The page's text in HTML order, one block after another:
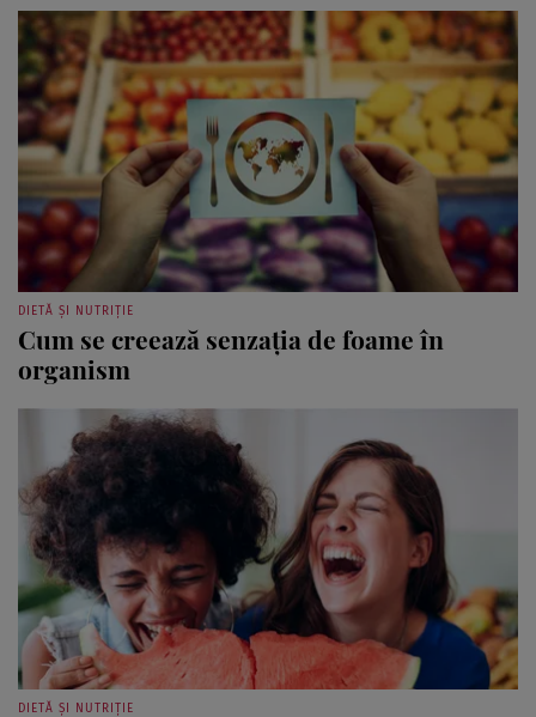
DIETĂ ȘI NUTRIȚIE
Cum se creează senzația de foame în
organism
DIETĂ ȘI NUTRIȚIE